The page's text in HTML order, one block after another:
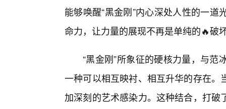
能够唤醒“黑金刚”内心深处人性的一
命力，让力量的展现不再是单纯的🔥破
“黑金刚”所象征的硬核力量，与
一种可以相互映衬、相互升华的存在
加深刻的艺术感染力。这种结合，打